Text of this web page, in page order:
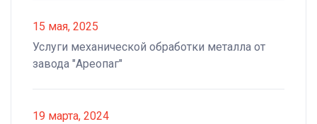
15 мая, 2025
Услуги механической обработки металла от
завода "Ареопаг"
19 марта, 2024